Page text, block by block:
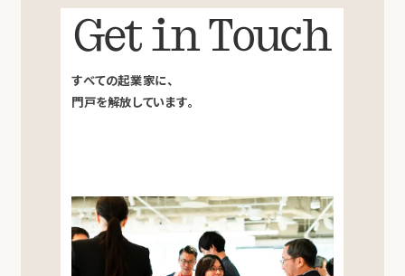
Get in Touch
すべての起業家に、
門戸を解放しています。